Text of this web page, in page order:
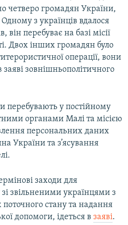
четверо громадян України,
з українців вдалося
він перебуває на базі місії
Двох інших громадян було
операції, вони
заяві зовнішньополітичного
перебувають у постійному
органами Малі та місією
персональних даних
України та з’ясування
заходи для
зі звільненими українцями з
стану та надання
допомоги, ідеться в заяві.